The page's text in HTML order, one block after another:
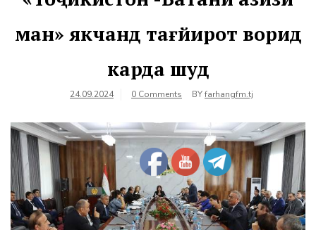
ман» якчанд тағйирот ворид
карда шуд
24.09.2024 0 Comments BYfarhangfm.tj